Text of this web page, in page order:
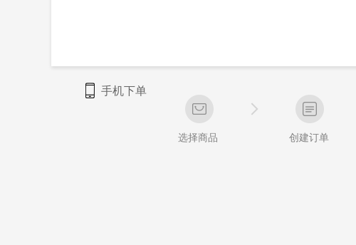
手机下单
选择商品 创建订单